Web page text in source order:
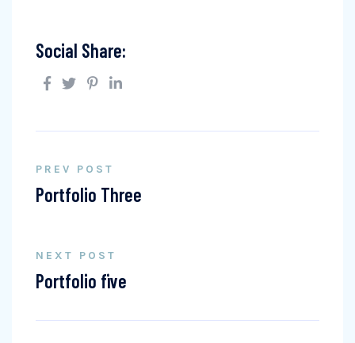
Social Share:
PREV POST
Portfolio Three
NEXT POST
Portfolio five